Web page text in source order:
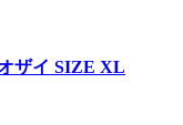
ザイ SIZE XL